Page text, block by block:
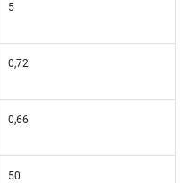
5
0,72
0,66
50